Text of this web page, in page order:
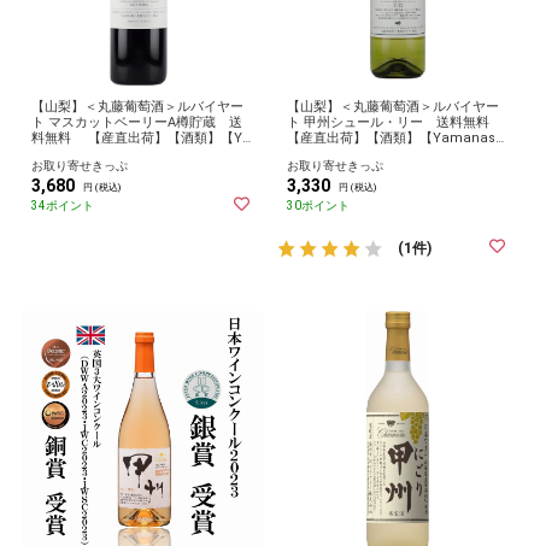
【山梨】＜丸藤葡萄酒＞ルバイヤー
ト マスカットベーリーA樽貯蔵 送
料無料 【産直出荷】【酒類】【Ya
まなし】 お取り寄せ グルメ 産地直
送 産直
お取り寄せきっぷ
3,680 円 (税込)
34ポイント
【山梨】＜丸藤葡萄酒＞ルバイヤー
ト 甲州シュール・リー 送料無料
【産直出荷】【酒類】【Yamanashi
お取り寄せ グルメ 産地直送 産直
お取り寄せきっぷ
3,330 円 (税込)
30ポイント
(1件)